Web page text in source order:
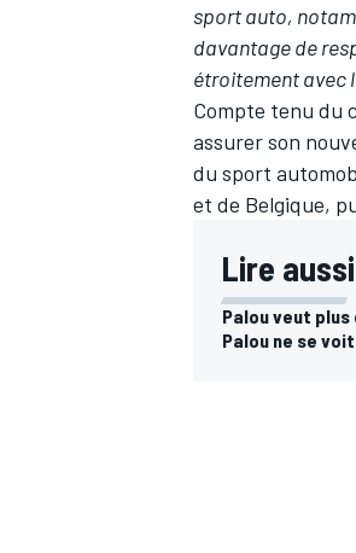
sport auto,
davantage de
étroitement avec
Compte tenu du
assurer son
du sport
et de Belgique,
Lire
Palou veut
Palou ne se